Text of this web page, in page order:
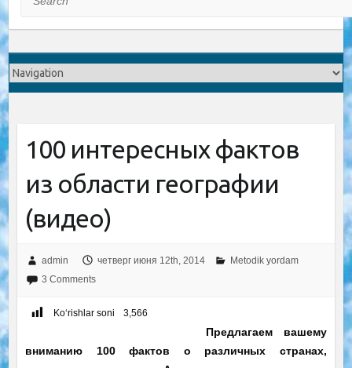
100 интересных фактов
из области географии
(видео)
admin четверг июня 12th, 2014
Metodik yordam
3 Comments
Ko‘rishlar soni 3,566
Предлагаем вашему
вниманию 100 фактов о различных странах,